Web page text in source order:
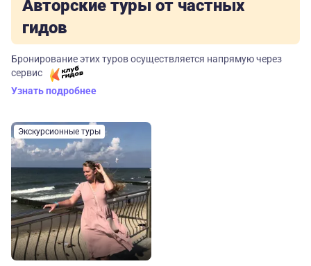
Авторские туры от частных
гидов
Бронирование этих туров осуществляется напрямую через
сервис
Узнать подробнее
Экскурсионные туры